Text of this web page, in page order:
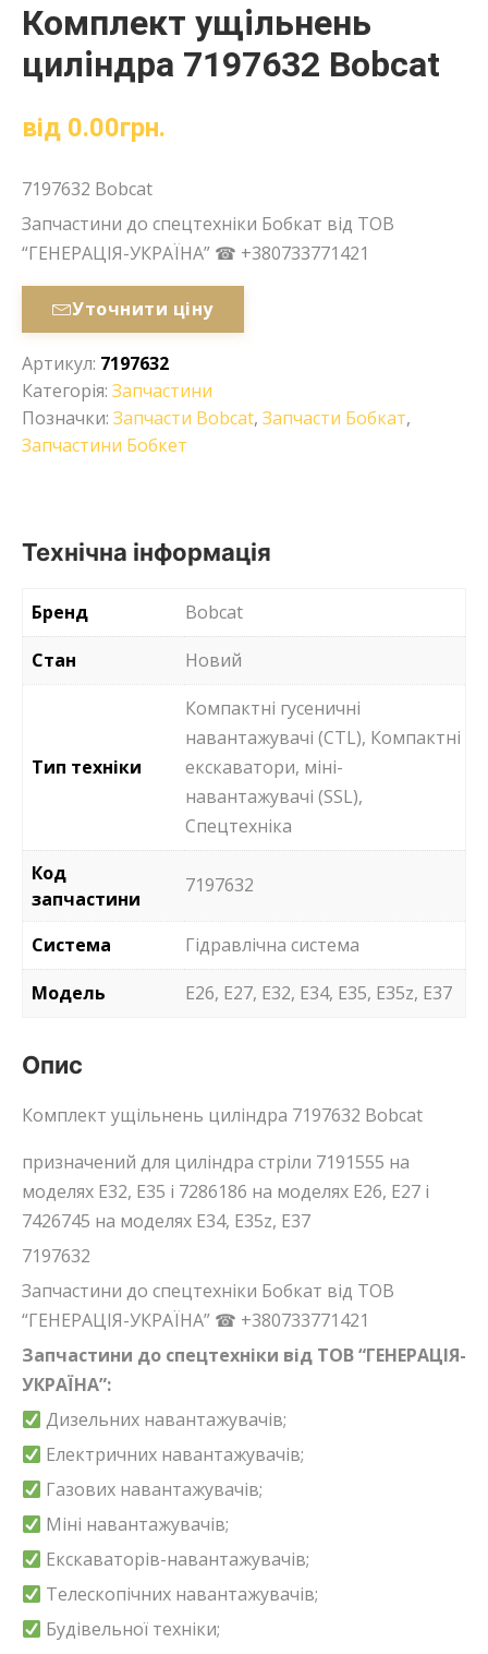
Комплект ущільнень
циліндра 7197632 Bobcat
від 0.00грн.
7197632 Bobcat
Запчастини до спецтехніки Бобкат від ТОВ
“ГЕНЕРАЦІЯ-УКРАЇНА” ☎ +380733771421
Уточнити ціну
Артикул: 7197632
Категорія: Запчастини
Позначки: Запчасти Bobcat, Запчасти Бобкат,
Запчастини Бобкет
Технічна інформація
Бренд
Bobcat
Стан
Новий
Тип техніки
Компактні гусеничні
навантажувачі (CTL), Компактні
екскаватори, міні-
навантажувачі (SSL),
Спецтехніка
Код
запчастини
7197632
Система
Гідравлічна система
Модель
E26, E27, E32, E34, E35, E35z, E37
Опис
Комплект ущільнень циліндра 7197632 Bobcat
призначений для циліндра стріли 7191555 на
моделях E32, E35 і 7286186 на моделях E26, E27 і
7426745 на моделях E34, E35z, E37
7197632
Запчастини до спецтехніки Бобкат від ТОВ
“ГЕНЕРАЦІЯ-УКРАЇНА” ☎ +380733771421
Запчастини до спецтехніки від ТОВ “ГЕНЕРАЦІЯ-
УКРАЇНА”:
Дизельних навантажувачів;
Електричних навантажувачів;
Газових навантажувачів;
Міні навантажувачів;
Екскаваторів-навантажувачів;
Телескопічних навантажувачів;
Будівельної техніки;